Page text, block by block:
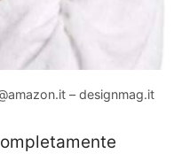
– designmag.it